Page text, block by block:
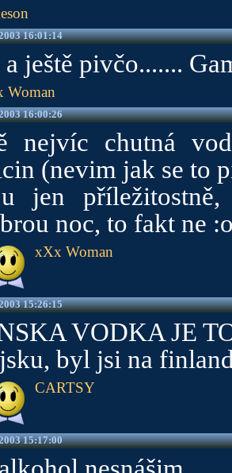
16:01:14
a ještě pivčo.......
Woman
16:00:26
nejvíc chutná
(nevim jak se to
jen
noc, to fakt ne
xXx Woman
15:26:15
VODKA JE
byl jsi na
CARTSY
15:17:00